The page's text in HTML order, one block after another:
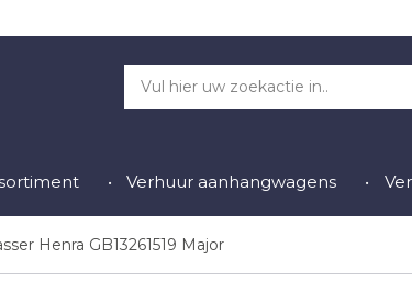
Verhuur aanhangwagens
Henra GB13261519 Major